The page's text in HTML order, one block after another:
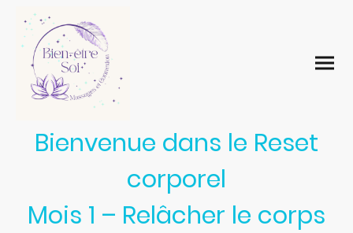
Bienvenue dans le Reset
corporel
Mois 1 – Relâcher le corps